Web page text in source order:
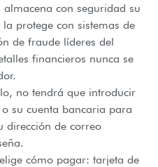
almacena con seguridad su
protege con sistemas de
de fraude líderes del
financieros nunca se
no tendrá que introducir
su cuenta bancaria para
dirección de correo
cómo pagar: tarjeta de